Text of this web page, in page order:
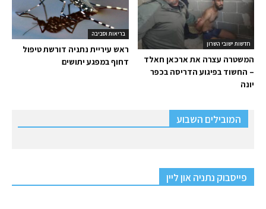
בריאות וסביבה
ראש עיריית נתניה דורשת טיפול
דחוף במפגע יתושים
חדשות ישובי השרון
המשטרה עצרה את ארכאן חאלד
– החשוד בפיגוע הדריסה בכפר
יונה
המובילים השבוע
פייסבוק נתניה און ליין